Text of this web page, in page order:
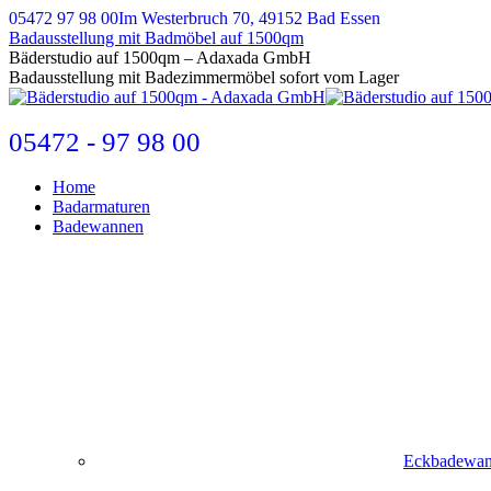
Zum
Inhalt
springen
05472 97 98 00Im Westerbruch 70, 49152 Bad Essen
Badausstellung mit Badmöbel auf 1500qm
E-
Mail
page
in
new
Bäderstudio auf 1500qm – Adaxada GmbH
Badausstellung mit Badezimmermöbel sofort vom Lager
05472 - 97 98 00
Home
Badarmaturen
Badewannen